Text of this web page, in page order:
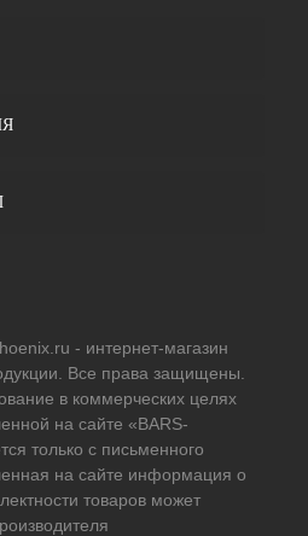
- интернет-магазин
Все права защищены.
в коммерческих целях
на сайте «BARS-
только с письменного
на сайте информация о
товаров может